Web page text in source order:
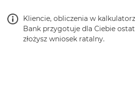
Kliencie, obliczenia w
Bank przygotuje dla Ciebie
złożysz wniosek ratalny.